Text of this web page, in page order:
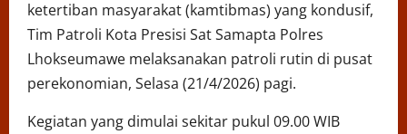
ketertiban masyarakat (kamtibmas) yang kondusif,
Tim Patroli Kota Presisi Sat Samapta Polres
Lhokseumawe melaksanakan patroli rutin di pusat
perekonomian, Selasa (21/4/2026) pagi.
Kegiatan yang dimulai sekitar pukul 09.00 WIB